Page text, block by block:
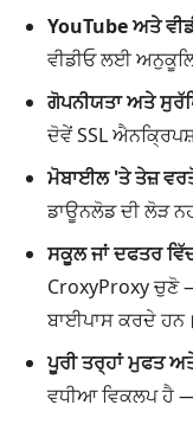
YouTube ਅਤੇ
ਵੀਡੀਓ ਲਈ
ਗੋਪਨੀਯਤਾ ਅਤੇ
ਦੋਵੇਂ SSL
ਮੋਬਾਈਲ 'ਤੇ ਤੇਜ਼
ਡਾਊਨਲੋਡ ਦੀ ਲੋੜ
ਸਕੂਲ ਜਾਂ ਦਫਤਰ
CroxyProxy ਚੁਣੋ
ਬਾਈਪਾਸ ਕਰਦੇ ਹਨ।
ਪੂਰੀ ਤਰ੍ਹਾਂ ਮੁਫਤ
ਵਧੀਆ ਵਿਕਲਪ ਹੈ